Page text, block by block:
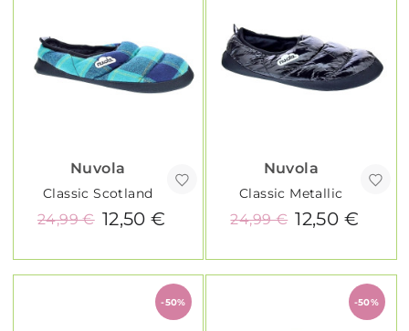
Nuvola
Classic Scotland
12,50 €
24,99 €
Nuvola
Classic Metallic
12,50 €
24,99 €
-50% -50%